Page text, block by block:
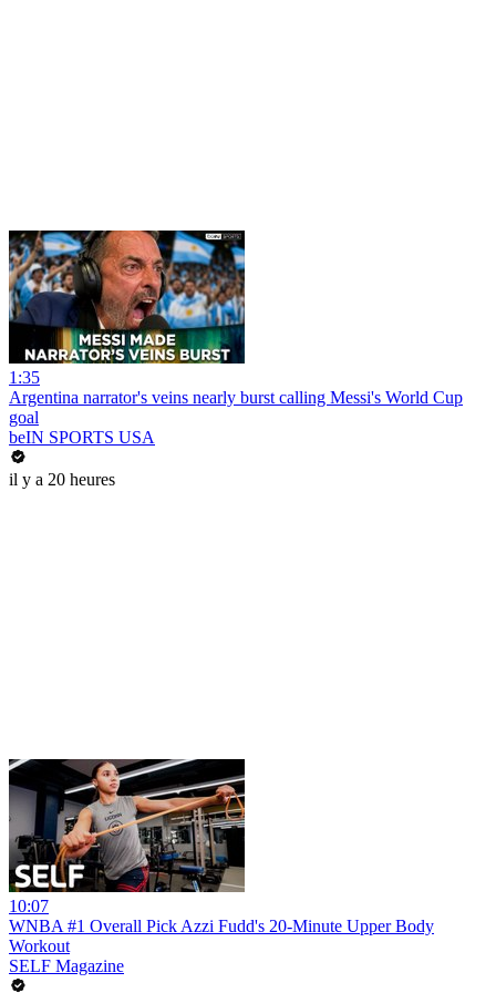
1:35
Argentina narrator's veins nearly burst calling Messi's World Cup
goal
beIN SPORTS USA
il y a 20 heures
10:07
WNBA #1 Overall Pick Azzi Fudd's 20-Minute Upper Body
Workout
SELF Magazine